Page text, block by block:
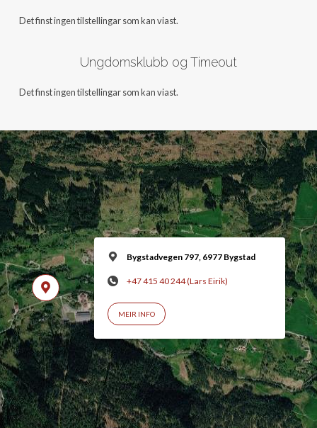
Det finst ingen tilstellingar som kan viast.
Ungdomsklubb og Timeout
Det finst ingen tilstellingar som kan viast.
Bygstadvegen 797, 6977 Bygstad
+47 415 40 244 (Lars Eirik)
MEIR INFO